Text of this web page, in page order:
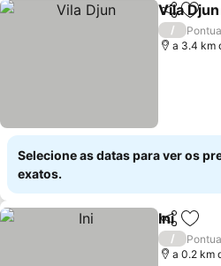
Partilhar
Vila Djun
/
a 3.4 km
Selecione as datas para ver os
exatos.
Partilhar
Ini
/
a 0.2 km